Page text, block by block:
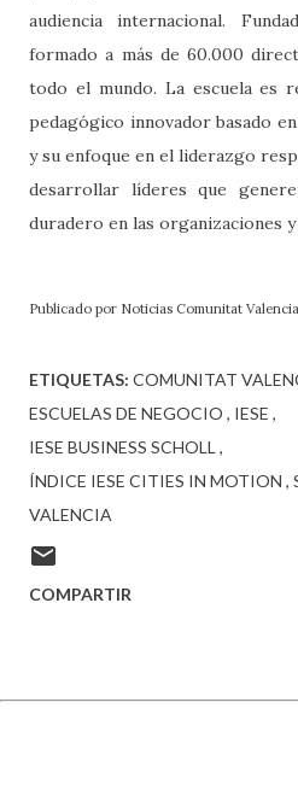
audiencia internacional.
formado a más de 60.000
todo el mundo. La escuela es
pedagógico innovador basado
y su enfoque en el liderazgo
desarrollar líderes que
duradero en las organizaciones y
Publicado por Noticias Comunitat
ETIQUETAS: COMUNITAT
ESCUELAS DE NEGOCIO
IESE
IESE BUSINESS SCHOLL
ÍNDICE IESE CITIES IN MOTION
VALENCIA
COMPARTIR